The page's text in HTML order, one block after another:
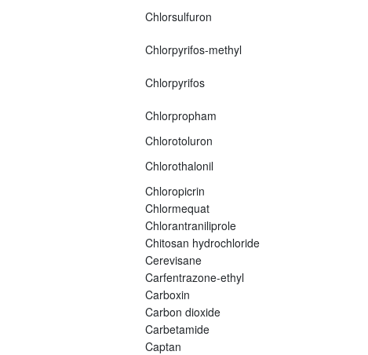
Chlorsulfuron
Chlorpyrifos-methyl
Chlorpyrifos
Chlorpropham
Chlorotoluron
Chlorothalonil
Chloropicrin
Chlormequat
Chlorantraniliprole
Chitosan hydrochloride
Cerevisane
Carfentrazone-ethyl
Carboxin
Carbon dioxide
Carbetamide
Captan